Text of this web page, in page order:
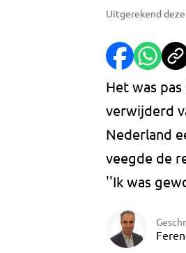
Uitgerekend
Het was
verwijderd
Nederland
veegde de
''Ik was